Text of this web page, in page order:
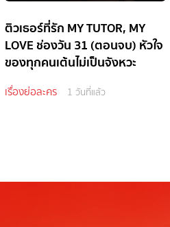
ติวเธอร์ที่รัก MY TUTOR, MY
LOVE ช่องวัน 31 (ตอนจบ) หัวใจ
ของทุกคนเต้นไม่เป็นจังหวะ
เรื่องย่อละคร 1 วันที่แล้ว